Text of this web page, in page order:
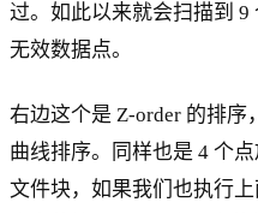
过。如此以来就会扫描到 9
无效数据点。
右边这个是 Z-order 的排序
曲线排序。同样也是 4 个
文件块，如果我们也执行